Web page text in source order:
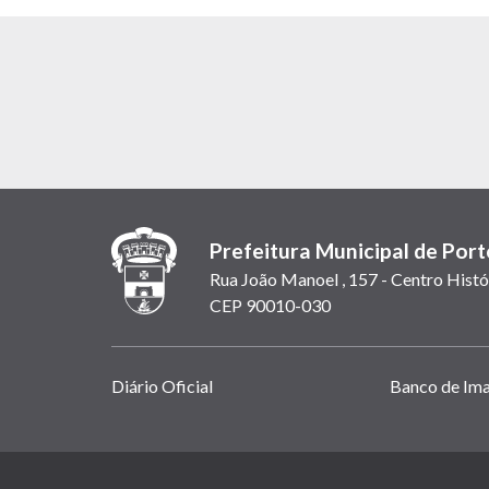
Prefeitura Municipal de
Rua João Manoel , 157 - Centro
CEP 90010-030
Links
Diário Oficial Banco de